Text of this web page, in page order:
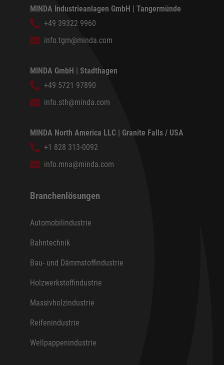
MINDA Industrieanlagen GmbH | Tangermünde
+49 39322 9960
info.tgm@minda.com
MINDA GmbH | Stadthagen
+49 5721 97890
info.sth@minda.com
MINDA North America LLC | Granite Falls / USA
+1 828 313-0092
info.mna@minda.com
Branchenlösungen
Automobilindustrie
Bahntechnik
Bau- und Dämmstoffindustrie
Holzwerkstoffindustrie
Massivholzindustrie
Reifenindustrie
Wellpappenindustrie